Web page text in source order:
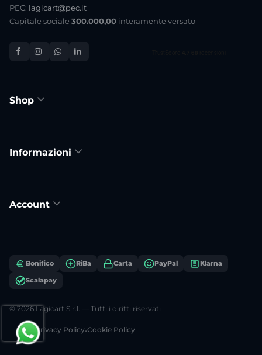
PEC: lagicart@pec.it
Capitale sociale 300.000,00 interamente versato
Shop
Informazioni
Account
Bonifico RiBa Carta PayPal Klarna
Scalapay
© 2026 Lagicart S.r.l. — Tutti i diritti riservati
Privacy Policy•Cookie Policy